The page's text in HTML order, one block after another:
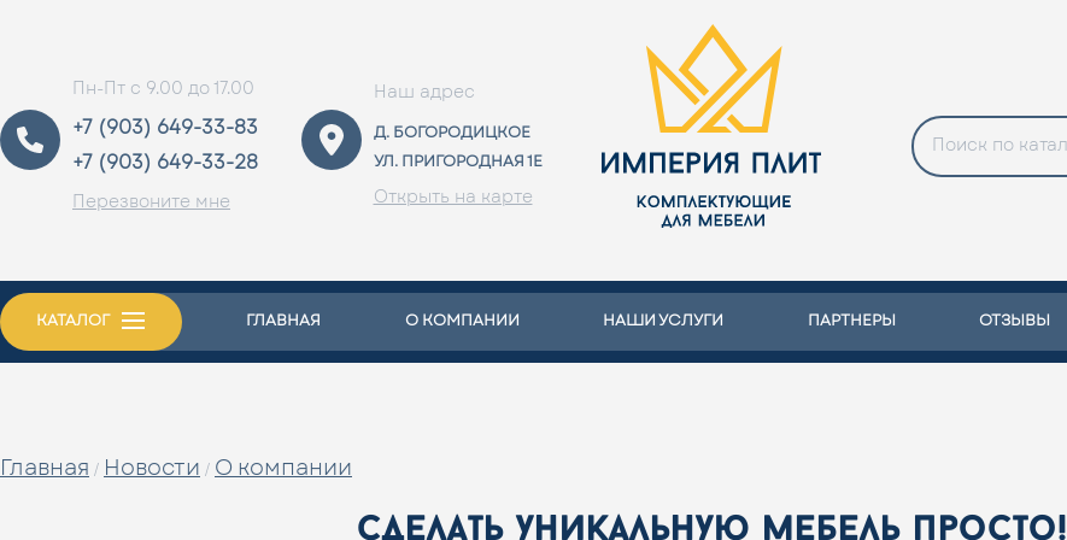
Пн-Пт с 9.00 до 17.00
+7 (903) 649-33-83
+7 (903) 649-33-28
Перезвоните мне
Наш адрес
Д. БОГОРОДИЦКОЕ
УЛ. ПРИГОРОДНАЯ 1Е
Открыть на карте
КАТАЛОГ ГЛАВНАЯ О КОМПАНИИ НАШИ УСЛУГИ ПАРТНЕРЫ ОТЗЫВЫ
Главная / Новости / О компании
сделать уникальную мебель просто!